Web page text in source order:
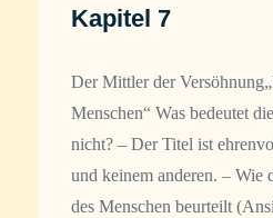
Kapitel 7
Der Mittler der
Menschen“ Was bedeutet
nicht? – Der Titel ist
und keinem anderen. – Wie
des Menschen beurteilt